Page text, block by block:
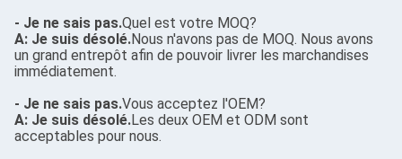
- Je ne sais pas.Quel est votre MOQ?
A: Je suis désolé.Nous n'avons pas de MOQ. Nous avons
un grand entrepôt afin de pouvoir livrer les marchandises
immédiatement.
- Je ne sais pas.Vous acceptez l'OEM?
A: Je suis désolé.Les deux OEM et ODM sont
acceptables pour nous.